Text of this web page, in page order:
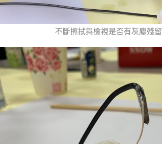
不斷擦拭與檢視是否有灰塵殘留